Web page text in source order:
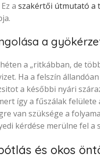
a szakértői útmutató a
a
a „ritkábban, de
Ha a felszín
a későbbi nyári
így a fűszálak
van szüksége a
kérdése merülne fel
és okos